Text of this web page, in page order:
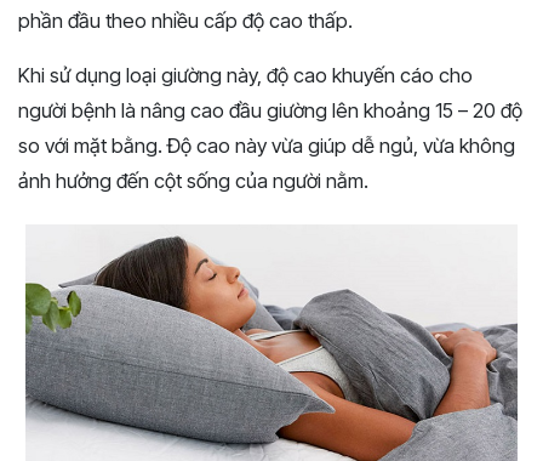
phần đầu theo nhiều cấp độ cao thấp.
Khi sử dụng loại giường này, độ cao khuyến cáo cho
người bệnh là nâng cao đầu giường lên khoảng 15 – 20 độ
so với mặt bằng. Độ cao này vừa giúp dễ ngủ, vừa không
ảnh hưởng đến cột sống của người nằm.